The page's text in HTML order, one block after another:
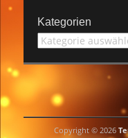
Kategorien
Kategorien
Copyright © 2026